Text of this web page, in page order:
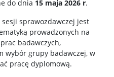
do dnia 15 maja 2026 r.
sprawozdawczej jest
prowadzonych na
badawczych,
wybór grupy badawczej, w
pracę dyplomową.